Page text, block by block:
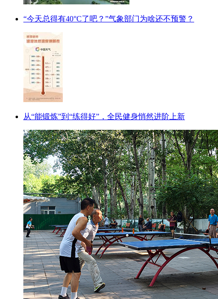
“今天总得有40°C了吧？”气象部门为啥还不预警？
从“能锻炼”到“练得好”，全民健身悄然进阶上新